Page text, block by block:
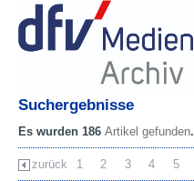
Suchergebnisse
Es wurden 186 Artikel gefunden.
zurück 1 2 3 4 5